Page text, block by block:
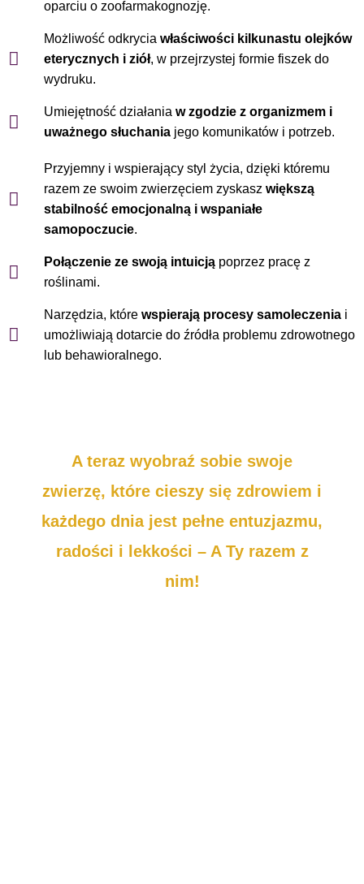
oparciu o zoofarmakognozję.
Możliwość odkrycia właściwości kilkunastu olejków
eterycznych i ziół, w przejrzystej formie fiszek do
wydruku.
Umiejętność działania w zgodzie z organizmem i
uważnego słuchaniajego komunikatów i potrzeb.
Przyjemny i wspierający styl życia, dzięki któremu
razem ze swoim zwierzęciem zyskasz większą
stabilność emocjonalną i wspaniałe
samopoczucie.
Połączenie ze swoją intuicją poprzez pracę z
roślinami.
Narzędzia, które wspierają procesy samoleczenia i
umożliwiają dotarcie do źródła problemu zdrowotnego
lub behawioralnego.
A teraz wyobraź sobie swoje
zwierzę, które cieszy się zdrowiem i
każdego dnia jest pełne entuzjazmu,
radości i lekkości – A Ty razem z
nim!